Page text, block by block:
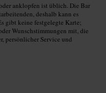
anklopfen ist üblich. Die Bar
deshalb kann es
gibt keine festgelegte Karte;
Wunschstimmungen mit, die
persönlicher Service und